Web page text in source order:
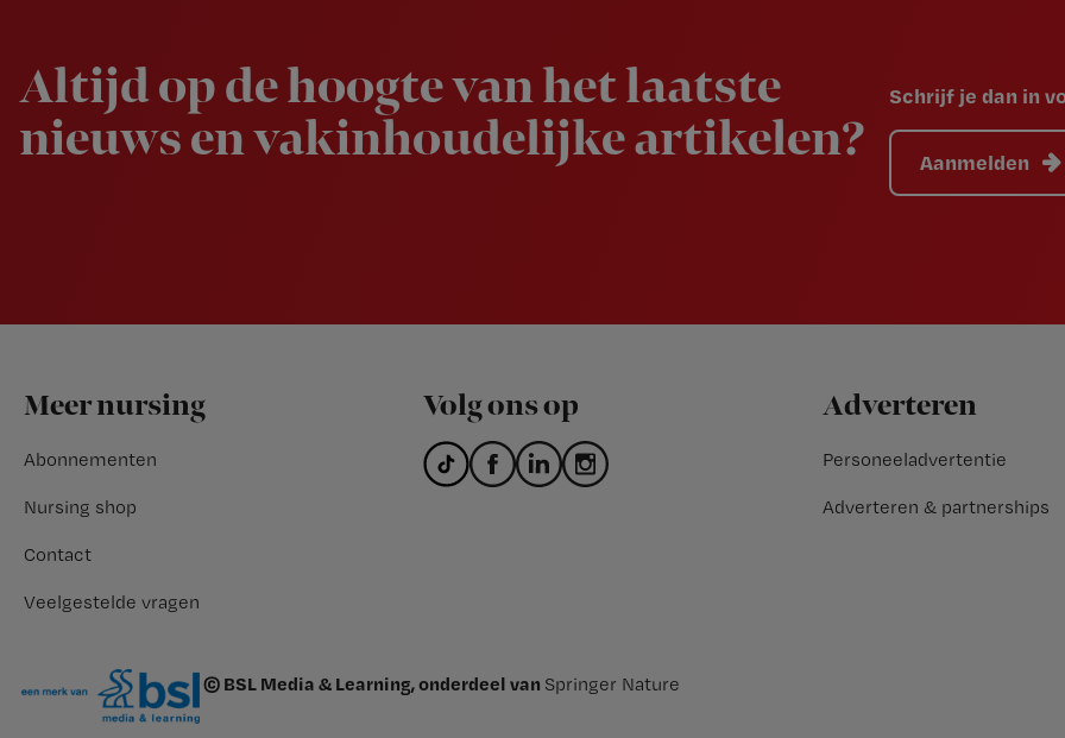
Altijd op de hoogte van het laatste
nieuws en vakinhoudelijke artikelen?
Schrijf je dan in
Aanmelden
Footer
Meer nursing
Abonnementen
Nursing shop
Contact
Veelgestelde vragen
Volg ons op Adverteren
Personeeladvertentie
Adverteren & partnerships
© BSL Media & Learning, onderdeel van Springer Nature